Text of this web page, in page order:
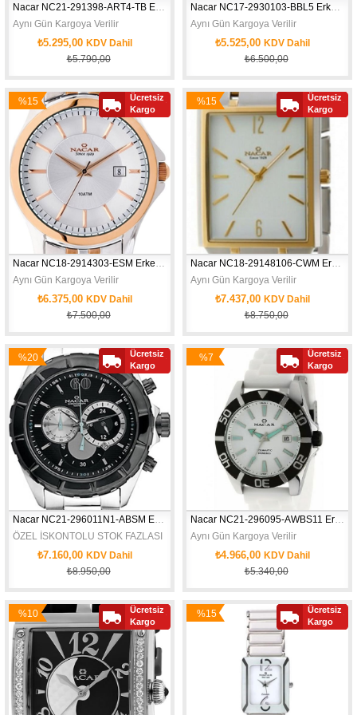
Nacar NC21-291398-ART4-TB Erkek Kol Saati
Aynı Gün Kargoya Verilir
₺5.295,00 KDV Dahil
₺5.790,00
Nacar NC17-2930103-BBL5 Erkek Kol Saati
Aynı Gün Kargoya Verilir
₺5.525,00 KDV Dahil
₺6.500,00
Nacar NC18-2914303-ESM Erkek Kol Saati
Aynı Gün Kargoya Verilir
₺6.375,00 KDV Dahil
₺7.500,00
%15
İndirim
Ücretsiz
Kargo
Nacar NC18-29148106-CWM Erkek Kol Saati
Aynı Gün Kargoya Verilir
₺7.437,00 KDV Dahil
₺8.750,00
%15
İndirim
Ücretsiz
Kargo
Nacar NC21-296011N1-ABSM Erkek Kol Saati
ÖZEL İSKONTOLU STOK FAZLASI
ÇELİK KASA KORDON *******
₺7.160,00 KDV Dahil
₺8.950,00
%20
İndirim
Ücretsiz
Kargo
Nacar NC21-296095-AWBS11 Erkek Kol Saati
Aynı Gün Kargoya Verilir
₺4.966,00 KDV Dahil
₺5.340,00
%7
Ücretsiz
Kargo
%10
İndirim
Ücretsiz
Kargo
%15
Ücretsiz
Kargo